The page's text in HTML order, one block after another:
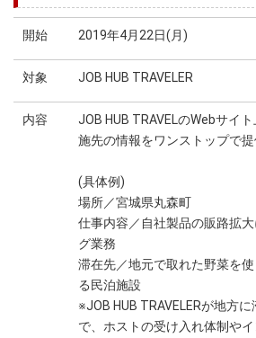
開始 2019年4月22日(月)
対象 JOB HUB TRAVELER
内容
JOB HUB TRAVELのWebサイ
施先の情報をワンストップで提
(具体例)
場所／宮城県丸森町
仕事内容／自社製品の販路拡
グ業務
滞在先／地元で取れた野菜を
る民泊施設
※JOB HUB TRAVELERが地方
で、ホストの受け入れ体制や